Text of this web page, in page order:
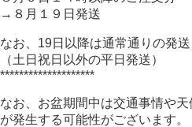
→８月１９日発送
なお、19日以降は通常通りの発送
（土日祝日以外の平日発送）
********************
なお、お盆期間中は交通事情や
が発生する可能性がございます。